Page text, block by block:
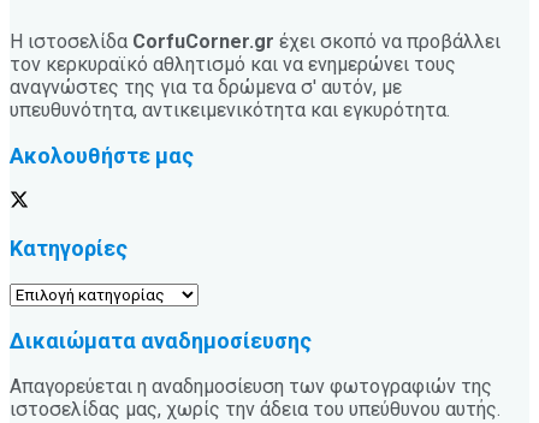
Η ιστοσελίδα CorfuCorner.gr έχει σκοπό να προβάλλει
τον κερκυραϊκό αθλητισμό και να ενημερώνει τους
αναγνώστες της για τα δρώμενα σ' αυτόν, με
υπευθυνότητα, αντικειμενικότητα και εγκυρότητα.
Ακολουθήστε μας
Κατηγορίες
Κατηγορίες
Δικαιώματα αναδημοσίευσης
Απαγορεύεται η αναδημοσίευση των φωτογραφιών της
ιστοσελίδας μας, χωρίς την άδεια του υπεύθυνου αυτής.